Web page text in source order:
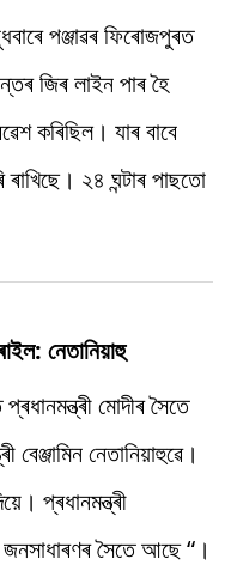
পঞ্জাৱৰ ফিৰোজপুৰত
জিৰ লাইন পাৰ হৈ
কৰিছিল। যাৰ বাবে
২৪ ঘন্টাৰ পাছতো
নেতানিয়াহু
মোদীৰ সৈতে
বেঞ্জামিন নেতানিয়াহুৱে।
প্ৰধানমন্ত্ৰী
সৈতে আছে “।